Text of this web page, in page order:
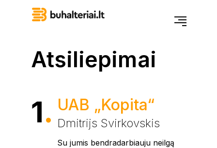
Atsiliepimai
1. UAB „Kopita“
Dmitrijs Svirkovskis
Su jumis bendradarbiauju neilgą